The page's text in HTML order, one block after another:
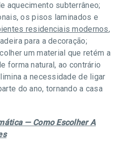
aquecimento subterrâneo;
os pisos laminados e
residenciais modernos,
para a decoração;
um material que retém a
forma natural, ao contrário
a necessidade de ligar
do ano, tornando a casa
— Como Escolher A